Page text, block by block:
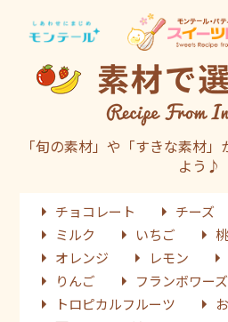
「旬の素材」や「すきな素材
よう♪
チョコレート チーズ
ミルク
いちご 桃
オレンジ
レモン
りんご
フランボワーズ
トロピカルフルーツ